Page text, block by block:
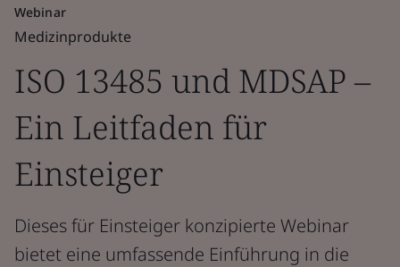
Webinar
Medizinprodukte
ISO 13485 und MDSAP –
Ein Leitfaden für
Einsteiger
Dieses für Einsteiger konzipierte Webinar
bietet eine umfassende Einführung in die